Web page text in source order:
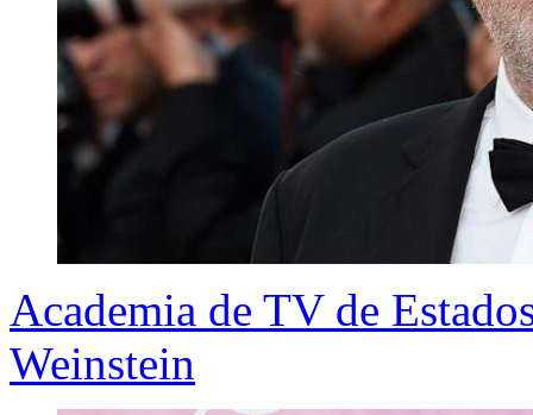
Academia de TV de
Weinstein